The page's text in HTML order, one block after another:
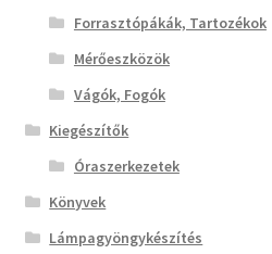
Forrasztópákák, Tartozékok
Mérőeszközök
Vágók, Fogók
Kiegészítők
Óraszerkezetek
Könyvek
Lámpagyöngykészítés